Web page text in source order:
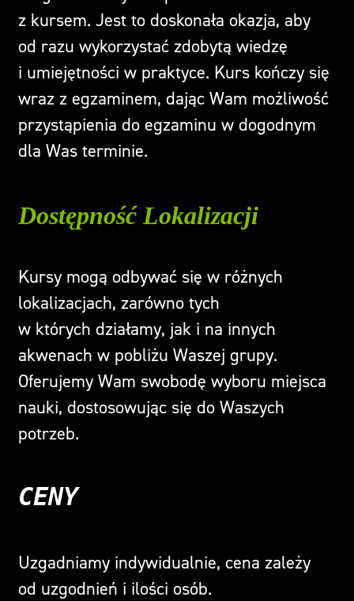
z kursem. Jest to doskonała okazja, aby
od razu wykorzystać zdobytą wiedzę
i umiejętności w praktyce. Kurs kończy się
wraz z egzaminem, dając Wam możliwość
przystąpienia do egzaminu w dogodnym
dla Was terminie.
Dostępność Lokalizacji
Kursy mogą odbywać się w różnych
lokalizacjach, zarówno tych
w których działamy, jak i na innych
akwenach w pobliżu Waszej grupy.
Oferujemy Wam swobodę wyboru miejsca
nauki, dostosowując się do Waszych
potrzeb.
CENY
Uzgadniamy indywidualnie, cena zależy
od uzgodnień i ilości osób.